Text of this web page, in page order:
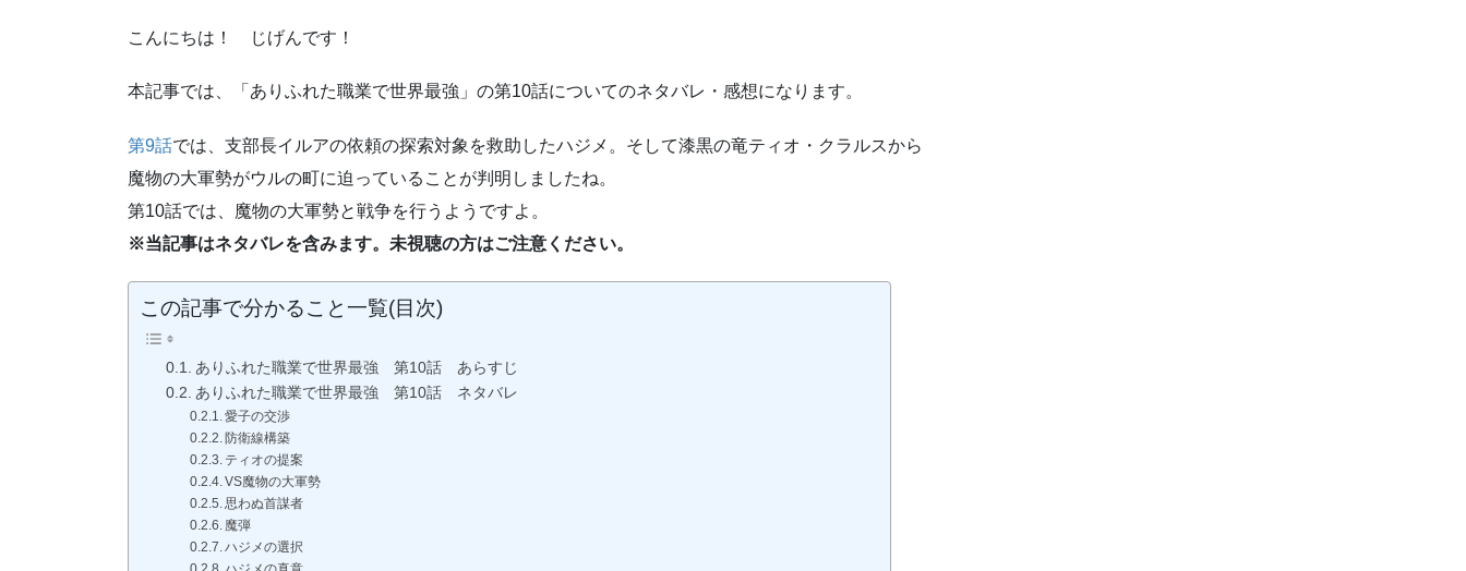
こんにちは！ じげんです！
本記事では、「ありふれた職業で世界最強」の第10話についてのネタバレ・感想になります。
第9話では、支部長イルアの依頼の探索対象を救助したハジメ。そして漆黒の竜ティオ・クラルスから
魔物の大軍勢がウルの町に迫っていることが判明しましたね。
第10話では、魔物の大軍勢と戦争を行うようですよ。
※当記事はネタバレを含みます。未視聴の方はご注意ください。
この記事で分かること一覧(目次)
ありふれた職業で世界最強 第10話 あらすじ
ありふれた職業で世界最強 第10話 ネタバレ
愛子の交渉
防衛線構築
ティオの提案
VS魔物の大軍勢
思わぬ首謀者
魔弾
ハジメの選択